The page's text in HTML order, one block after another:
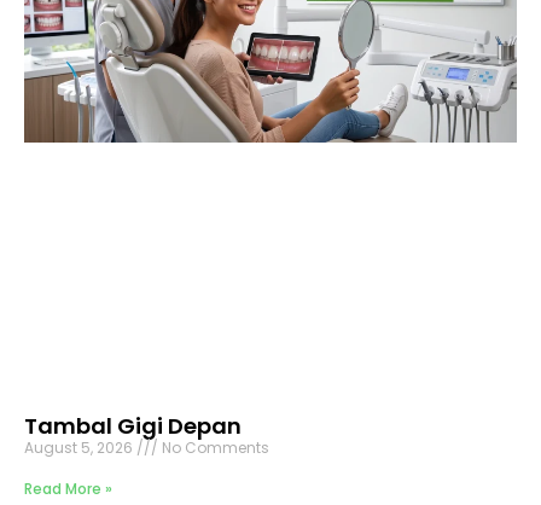
Tambal Gigi Depan
August 5, 2026
No Comments
Read More »